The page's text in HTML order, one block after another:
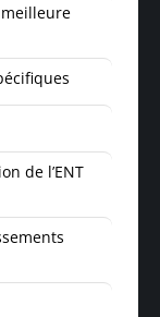
de l’ENT